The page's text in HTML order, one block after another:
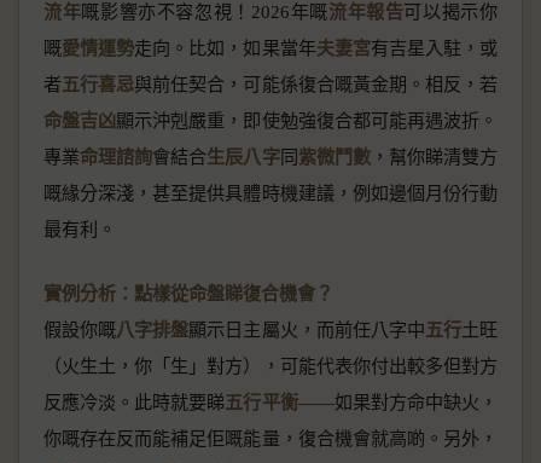
流年嘅影響亦不容忽視！2026年嘅流年報告可以揭示你
嘅愛情運勢走向。比如，如果當年夫妻宮有吉星入駐，或
者五行喜忌與前任契合，可能係復合嘅黃金期。相反，若
命盤吉凶顯示沖剋嚴重，即使勉強復合都可能再遇波折。
專業命理諮詢會結合生辰八字同紫微鬥數，幫你睇清雙方
嘅緣分深淺，甚至提供具體時機建議，例如邊個月份行動
最有利。
實例分析：點樣從命盤睇復合機會？
假設你嘅八字排盤顯示日主屬火，而前任八字中五行土旺
（火生土，你「生」對方），可能代表你付出較多但對方
反應冷淡。此時就要睇五行平衡——如果對方命中缺火，
你嘅存在反而能補足佢嘅能量，復合機會就高啲。另外，